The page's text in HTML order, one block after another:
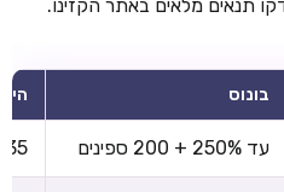
בונוס
עד 250% + 200 ספינים